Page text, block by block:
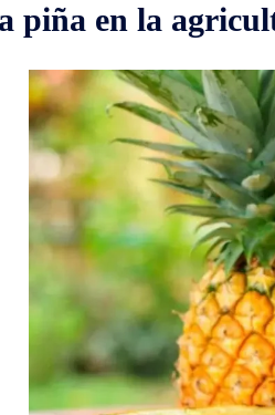
piña en la